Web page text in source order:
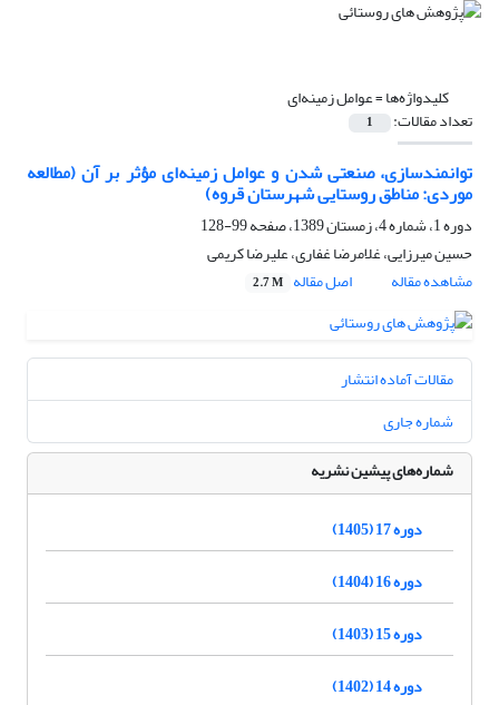
کلیدواژه‌ها =عوامل زمینه‌ای
تعداد مقالات: 1
توانمندسازی، صنعتی شدن و عوامل زمینه‌ای مؤثر بر آن (مطالعه
موردی: مناطق روستایی شهرستان قروه)
دوره 1، شماره 4، زمستان 1389، صفحه
99-128
حسین میرزایی، غلامرضا غفاری، علیرضا کریمی
مشاهده مقاله
اصل مقاله 2.7 M
مقالات آماده انتشار
شماره جاری
شماره‌های پیشین نشریه
دوره 17 (1405)
دوره 16 (1404)
دوره 15 (1403)
دوره 14 (1402)